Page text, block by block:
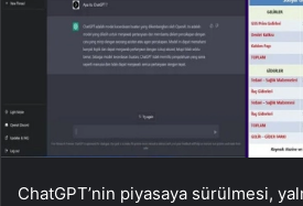
ChatGPT’nin piyasaya sürülmesi,